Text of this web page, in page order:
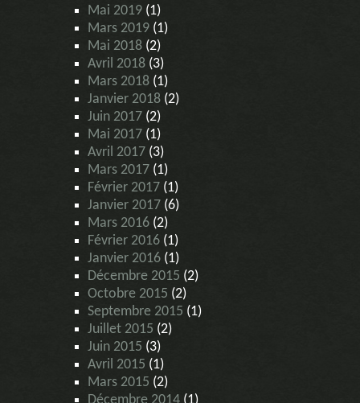
Mai 2019 (1)
Mars 2019 (1)
Mai 2018 (2)
Avril 2018 (3)
Mars 2018 (1)
Janvier 2018 (2)
Juin 2017 (2)
Mai 2017 (1)
Avril 2017 (3)
Mars 2017 (1)
Février 2017 (1)
Janvier 2017 (6)
Mars 2016 (2)
Février 2016 (1)
Janvier 2016 (1)
Décembre 2015 (2)
Octobre 2015 (2)
Septembre 2015 (1)
Juillet 2015 (2)
Juin 2015 (3)
Avril 2015 (1)
Mars 2015 (2)